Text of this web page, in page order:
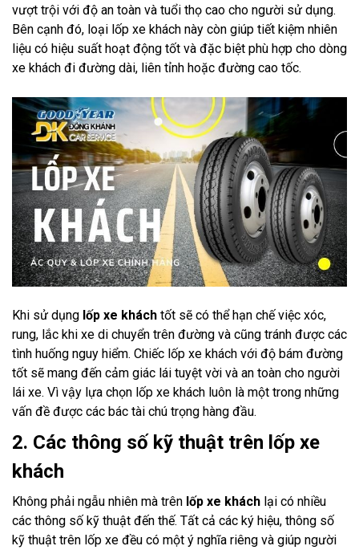
vượt trội với độ an toàn và tuổi thọ cao cho người sử dụng.
Bên cạnh đó, loại lốp xe khách này còn giúp tiết kiệm nhiên
liệu có hiệu suất hoạt động tốt và đặc biệt phù hợp cho dòng
xe khách đi đường dài, liên tỉnh hoặc đường cao tốc.
Khi sử dụng lốp xe khách tốt sẽ có thể hạn chế việc xóc,
rung, lắc khi xe di chuyển trên đường và cũng tránh được các
tình huống nguy hiểm. Chiếc lốp xe khách với độ bám đường
tốt sẽ mang đến cảm giác lái tuyệt vời và an toàn cho người
lái xe. Vì vậy lựa chọn lốp xe khách luôn là một trong những
vấn đề được các bác tài chú trọng hàng đầu.
2. Các thông số kỹ thuật trên lốp xe
khách
Không phải ngẫu nhiên mà trên lốp xe khách lại có nhiều
các thông số kỹ thuật đến thế. Tất cả các ký hiệu, thông số
kỹ thuật trên lốp xe đều có một ý nghĩa riêng và giúp người